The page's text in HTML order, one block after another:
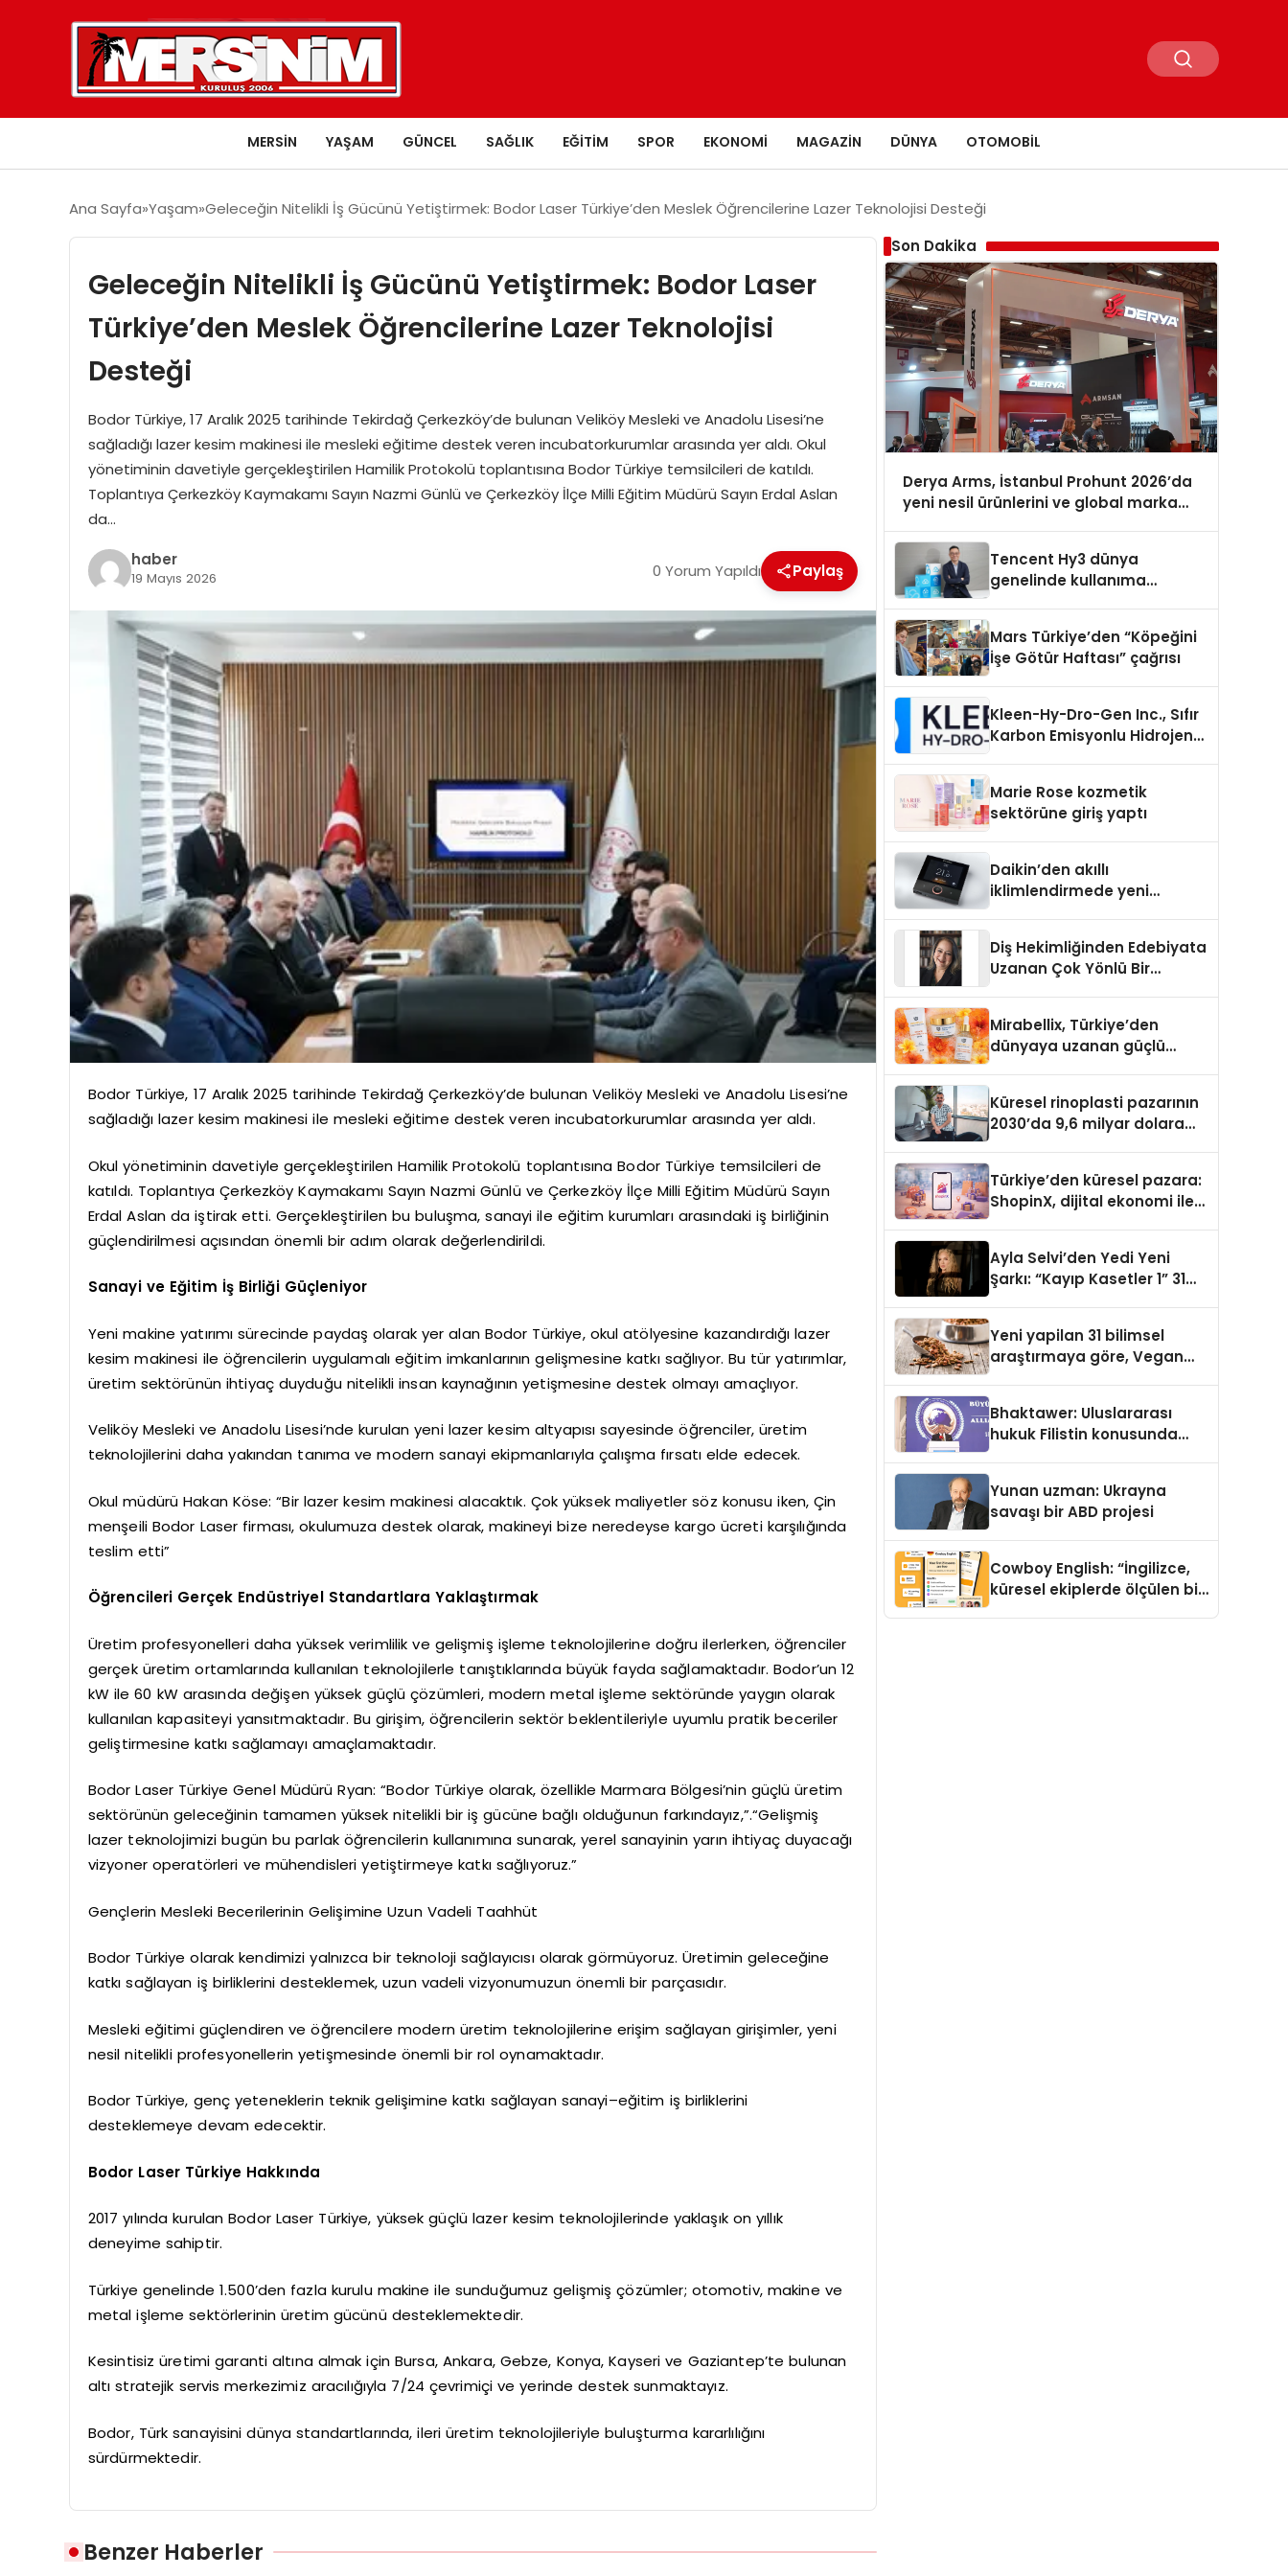
MERSIN YAŞAM GÜNCEL SAĞLIK EĞITIM SPOR EKONOMI MAGAZIN DÜNYA OTOMOBIL
Ana Sayfa Yaşam Geleceğin Nitelikli İş Gücünü Yetiştirmek: Bodor Laser Türkiye’den Meslek Öğrencilerine Lazer Teknolojisi Desteği
Geleceğin Nitelikli İş Gücünü Yetiştirmek: Bodor Laser
Türkiye’den Meslek Öğrencilerine Lazer Teknolojisi
Desteği
Bodor Türkiye, 17 Aralık 2025 tarihinde Tekirdağ Çerkezköy’de bulunan Veliköy Mesleki ve Anadolu Lisesi’ne
sağladığı lazer kesim makinesi ile mesleki eğitime destek veren incubatorkurumlar arasında yer aldı. Okul
yönetiminin davetiyle gerçekleştirilen Hamilik Protokolü toplantısına Bodor Türkiye temsilcileri de katıldı.
Toplantıya Çerkezköy Kaymakamı Sayın Nazmi Günlü ve Çerkezköy İlçe Milli Eğitim Müdürü Sayın Erdal Aslan
da…
haber
19 Mayıs 2026 0 Yorum Yapıldı Paylaş
Bodor Türkiye, 17 Aralık 2025 tarihinde Tekirdağ Çerkezköy’de bulunan Veliköy Mesleki ve Anadolu Lisesi’ne
sağladığı lazer kesim makinesi ile mesleki eğitime destek veren incubatorkurumlar arasında yer aldı.
Okul yönetiminin davetiyle gerçekleştirilen Hamilik Protokolü toplantısına Bodor Türkiye temsilcileri de
katıldı. Toplantıya Çerkezköy Kaymakamı Sayın Nazmi Günlü ve Çerkezköy İlçe Milli Eğitim Müdürü Sayın
Erdal Aslan da iştirak etti. Gerçekleştirilen bu buluşma, sanayi ile eğitim kurumları arasındaki iş birliğinin
güçlendirilmesi açısından önemli bir adım olarak değerlendirildi.
Sanayi ve Eğitim İş Birliği Güçleniyor
Yeni makine yatırımı sürecinde paydaş olarak yer alan Bodor Türkiye, okul atölyesine kazandırdığı lazer
kesim makinesi ile öğrencilerin uygulamalı eğitim imkanlarının gelişmesine katkı sağlıyor. Bu tür yatırımlar,
üretim sektörünün ihtiyaç duyduğu nitelikli insan kaynağının yetişmesine destek olmayı amaçlıyor.
Veliköy Mesleki ve Anadolu Lisesi’nde kurulan yeni lazer kesim altyapısı sayesinde öğrenciler, üretim
teknolojilerini daha yakından tanıma ve modern sanayi ekipmanlarıyla çalışma fırsatı elde edecek.
Okul müdürü Hakan Köse: “Bir lazer kesim makinesi alacaktık. Çok yüksek maliyetler söz konusu iken, Çin
menşeili Bodor Laser firması, okulumuza destek olarak, makineyi bize neredeyse kargo ücreti karşılığında
teslim etti”
Öğrencileri Gerçek Endüstriyel Standartlara Yaklaştırmak
Üretim profesyonelleri daha yüksek verimlilik ve gelişmiş işleme teknolojilerine doğru ilerlerken, öğrenciler
gerçek üretim ortamlarında kullanılan teknolojilerle tanıştıklarında büyük fayda sağlamaktadır. Bodor’un 12
kW ile 60 kW arasında değişen yüksek güçlü çözümleri, modern metal işleme sektöründe yaygın olarak
kullanılan kapasiteyi yansıtmaktadır. Bu girişim, öğrencilerin sektör beklentileriyle uyumlu pratik beceriler
geliştirmesine katkı sağlamayı amaçlamaktadır.
Bodor Laser Türkiye Genel Müdürü Ryan: “Bodor Türkiye olarak, özellikle Marmara Bölgesi’nin güçlü üretim
sektörünün geleceğinin tamamen yüksek nitelikli bir iş gücüne bağlı olduğunun farkındayız,”.“Gelişmiş
lazer teknolojimizi bugün bu parlak öğrencilerin kullanımına sunarak, yerel sanayinin yarın ihtiyaç duyacağı
vizyoner operatörleri ve mühendisleri yetiştirmeye katkı sağlıyoruz.”
Gençlerin Mesleki Becerilerinin Gelişimine Uzun Vadeli Taahhüt
Bodor Türkiye olarak kendimizi yalnızca bir teknoloji sağlayıcısı olarak görmüyoruz. Üretimin geleceğine
katkı sağlayan iş birliklerini desteklemek, uzun vadeli vizyonumuzun önemli bir parçasıdır.
Mesleki eğitimi güçlendiren ve öğrencilere modern üretim teknolojilerine erişim sağlayan girişimler, yeni
nesil nitelikli profesyonellerin yetişmesinde önemli bir rol oynamaktadır.
Bodor Türkiye, genç yeteneklerin teknik gelişimine katkı sağlayan sanayi–eğitim iş birliklerini
desteklemeye devam edecektir.
Bodor Laser Türkiye Hakkında
2017 yılında kurulan Bodor Laser Türkiye, yüksek güçlü lazer kesim teknolojilerinde yaklaşık on yıllık
deneyime sahiptir.
Türkiye genelinde 1.500’den fazla kurulu makine ile sunduğumuz gelişmiş çözümler; otomotiv, makine ve
metal işleme sektörlerinin üretim gücünü desteklemektedir.
Kesintisiz üretimi garanti altına almak için Bursa, Ankara, Gebze, Konya, Kayseri ve Gaziantep’te bulunan
altı stratejik servis merkezimiz aracılığıyla 7/24 çevrimiçi ve yerinde destek sunmaktayız.
Bodor, Türk sanayisini dünya standartlarında, ileri üretim teknolojileriyle buluşturma kararlılığını
sürdürmektedir.
Benzer Haberler
Son Dakika
Derya Arms, İstanbul Prohunt 2026’da
yeni nesil ürünlerini ve global marka
Tencent Hy3 dünya
genelinde kullanıma
Mars Türkiye’den “Köpeğini
İşe Götür Haftası” çağrısı
Kleen-Hy-Dro-Gen Inc., Sıfır
Karbon Emisyonlu Hidrojen
Aldı
Marie Rose kozmetik
sektörüne giriş yaptı
Daikin’den akıllı
iklimlendirmede yeni
Diş Hekimliğinden Edebiyata
Uzanan Çok Yönlü Bir
Mirabellix, Türkiye’den
dünyaya uzanan güçlü
Küresel rinoplasti pazarının
2030’da 9,6 milyar dolara
Türkiye’den küresel pazara:
ShopinX, dijital ekonomi ile
Ayla Selvi’den Yedi Yeni
Şarkı: “Kayıp Kasetler 1” 31
Yeni yapilan 31 bilimsel
araştırmaya göre, Vegan
Sindirildiğini Ortaya Koydu
Bhaktawer: Uluslararası
hukuk Filistin konusunda
Yunan uzman: Ukrayna
savaşı bir ABD projesi
Cowboy English: “İngilizce,
küresel ekiplerde ölçülen bir